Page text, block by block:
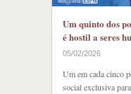
Um quinto dos
é hostil a seres
05/02/2026
Um em cada cinco
social exclusiva